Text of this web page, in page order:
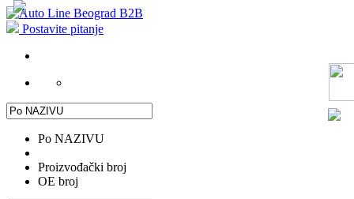
Postavite pitanje
Po NAZIVU
Proizvođački broj
OE broj